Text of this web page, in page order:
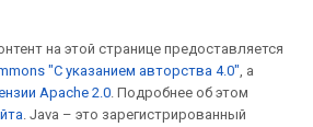
на этой странице предоставляется
"С указанием авторства 4.0", а
Apache 2.0. Подробнее об этом
. Java – это зарегистрированный